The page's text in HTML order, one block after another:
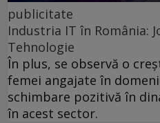
publicitate
Industria IT în România:
Tehnologie
În plus, se observă o
femei angajate în
schimbare pozitivă în
în acest sector.